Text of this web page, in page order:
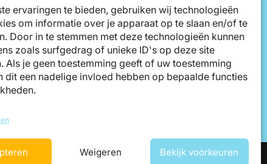
ervaringen te bieden, gebruiken wij technologieën
om informatie over je apparaat op te slaan en/of te
Door in te stemmen met deze technologieën kunnen
zoals surfgedrag of unieke ID's op deze site
Als je geen toestemming geeft of uw toestemming
dit een nadelige invloed hebben op bepaalde functies
Weigeren Bekijk voorkeuren